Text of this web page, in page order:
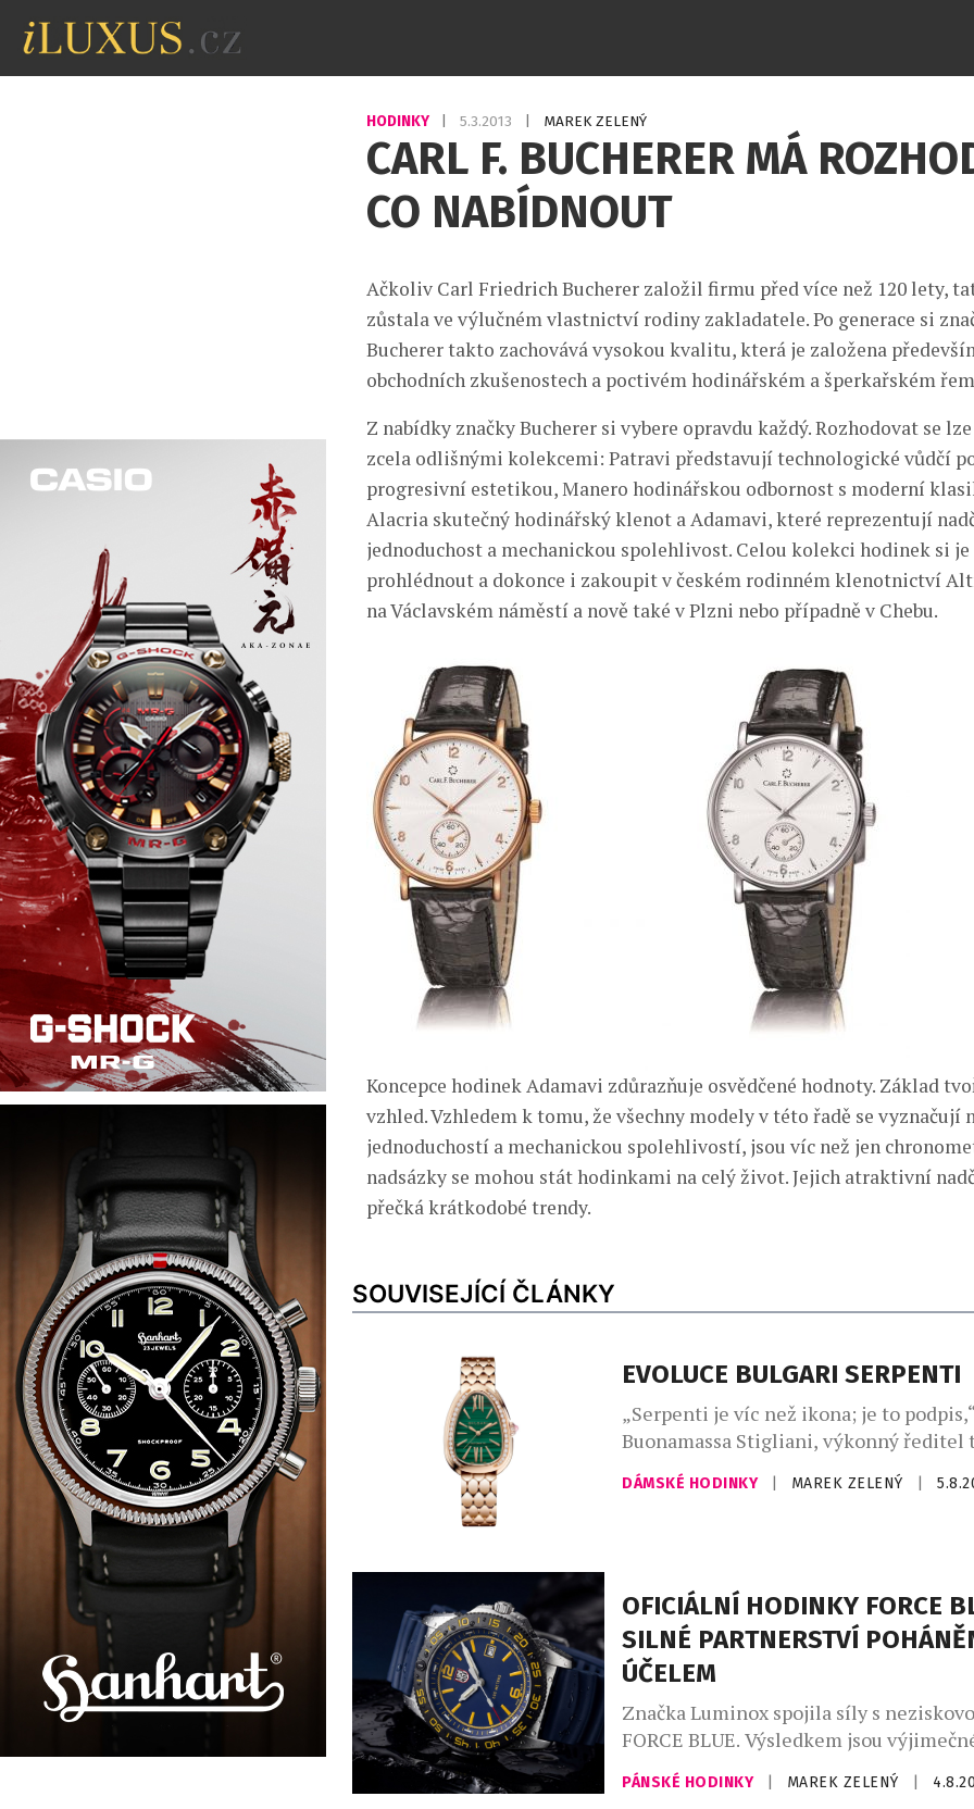
HODINKY 5.3.2013 MAREK ZELENÝ
CARL F. BUCHERER MÁ
CO NABÍDNOUT
Ačkoliv Carl Friedrich Bucherer založil firmu před více než 120 lety,
zůstala ve výlučném vlastnictví rodiny zakladatele. Po generace si
Bucherer takto zachovává vysokou kvalitu, která je založena
obchodních zkušenostech a poctivém hodinářském a šperkařském
Z nabídky značky Bucherer si vybere opravdu každý. Rozhodovat se
zcela odlišnými kolekcemi: Patravi představují technologické vůdčí
progresivní estetikou, Manero hodinářskou odbornost s moderní
Alacria skutečný hodinářský klenot a Adamavi, které reprezentují
jednoduchost a mechanickou spolehlivost. Celou kolekci hodinek si je
prohlédnout a dokonce i zakoupit v českém rodinném klenotnictví
na Václavském náměstí a nově také v Plzni nebo případně v Chebu.
Koncepce hodinek Adamavi zdůrazňuje osvědčené hodnoty. Základ
vzhled. Vzhledem k tomu, že všechny modely v této řadě se vyznačují
jednoduchostí a mechanickou spolehlivostí, jsou víc než jen
nadsázky se mohou stát hodinkami na celý život. Jejich atraktivní
přečká krátkodobé trendy.
SOUVISEJÍCÍ ČLÁNKY
EVOLUCE BULGARI SERPENTI
„Serpenti je víc než ikona; je to
Buonamassa Stigliani, výkonný ředitel
produktů Bvlgari. Had se svým
dlouhodobě fascinuje klenotnický dům,
římských šperků, které nosila
znovu proměňuje […]
DÁMSKÉ HODINKY MAREK ZELENÝ
OFICIÁLNÍ HODINKY FORCE
SILNÉ PARTNERSTVÍ
ÚČELEM
Značka Luminox spojila síly s
FORCE BLUE. Výsledkem jsou
jejichž vznikem stojí elitní vojenští
dnes místo bojových operací zachraňují
PÁNSKÉ HODINKY MAREK ZELENÝ